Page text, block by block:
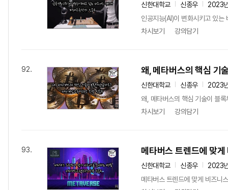
신한대학교 신종우
2023
인공지능(AI)이 변화시키고 있는
차시보기
강의담기
92. 왜, 메타버스의 핵심 기
신한대학교 신종우
2023
왜, 메타버스의 핵심 기술이 블록
차시보기
강의담기
93. 메타버스 트렌드에 맞
신한대학교 신종우
2023
메타버스 트렌드에 맞게 비즈니